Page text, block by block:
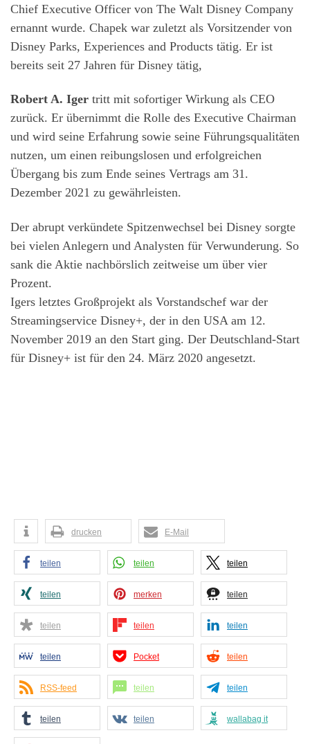
Chief Executive Officer von The Walt Disney Company
ernannt wurde. Chapek war zuletzt als Vorsitzender von
Disney Parks, Experiences and Products tätig. Er ist
bereits seit 27 Jahren für Disney tätig,
Robert A. Iger tritt mit sofortiger Wirkung als CEO
zurück. Er übernimmt die Rolle des Executive Chairman
und wird seine Erfahrung sowie seine Führungsqualitäten
nutzen, um einen reibungslosen und erfolgreichen
Übergang bis zum Ende seines Vertrags am 31.
Dezember 2021 zu gewährleisten.
Der abrupt verkündete Spitzenwechsel bei Disney sorgte
bei vielen Anlegern und Analysten für Verwunderung. So
sank die Aktie nachbörslich zeitweise um über vier
Prozent.
Igers letztes Großprojekt als Vorstandschef war der
Streamingservice Disney+, der in den USA am 12.
November 2019 an den Start ging. Der Deutschland-Start
für Disney+ ist für den 24. März 2020 angesetzt.
drucken E-Mail
teilen teilen teilen
teilen merken teilen
teilen teilen teilen
teilen Pocket teilen
RSS-feed teilen teilen
teilen teilen wallabag it